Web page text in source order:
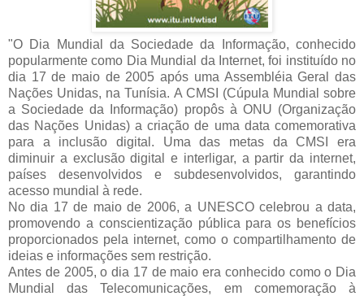
"O Dia Mundial da Sociedade da Informação, conhecido
popularmente como Dia Mundial da Internet, foi instituído no
dia 17 de maio de 2005 após uma Assembléia Geral das
Nações Unidas, na Tunísia. A CMSI (Cúpula Mundial sobre
a Sociedade da Informação) propôs à ONU (Organização
das Nações Unidas) a criação de uma data comemorativa
para a inclusão digital. Uma das metas da CMSI era
diminuir a exclusão digital e interligar, a partir da internet,
países desenvolvidos e subdesenvolvidos, garantindo
acesso mundial à rede.
No dia 17 de maio de 2006, a UNESCO celebrou a data,
promovendo a conscientização pública para os benefícios
proporcionados pela internet, como o compartilhamento de
ideias e informações sem restrição.
Antes de 2005, o dia 17 de maio era conhecido como o Dia
Mundial das Telecomunicações, em comemoração à